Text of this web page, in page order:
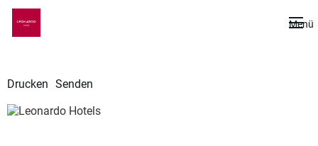
Menü
Drucken Senden